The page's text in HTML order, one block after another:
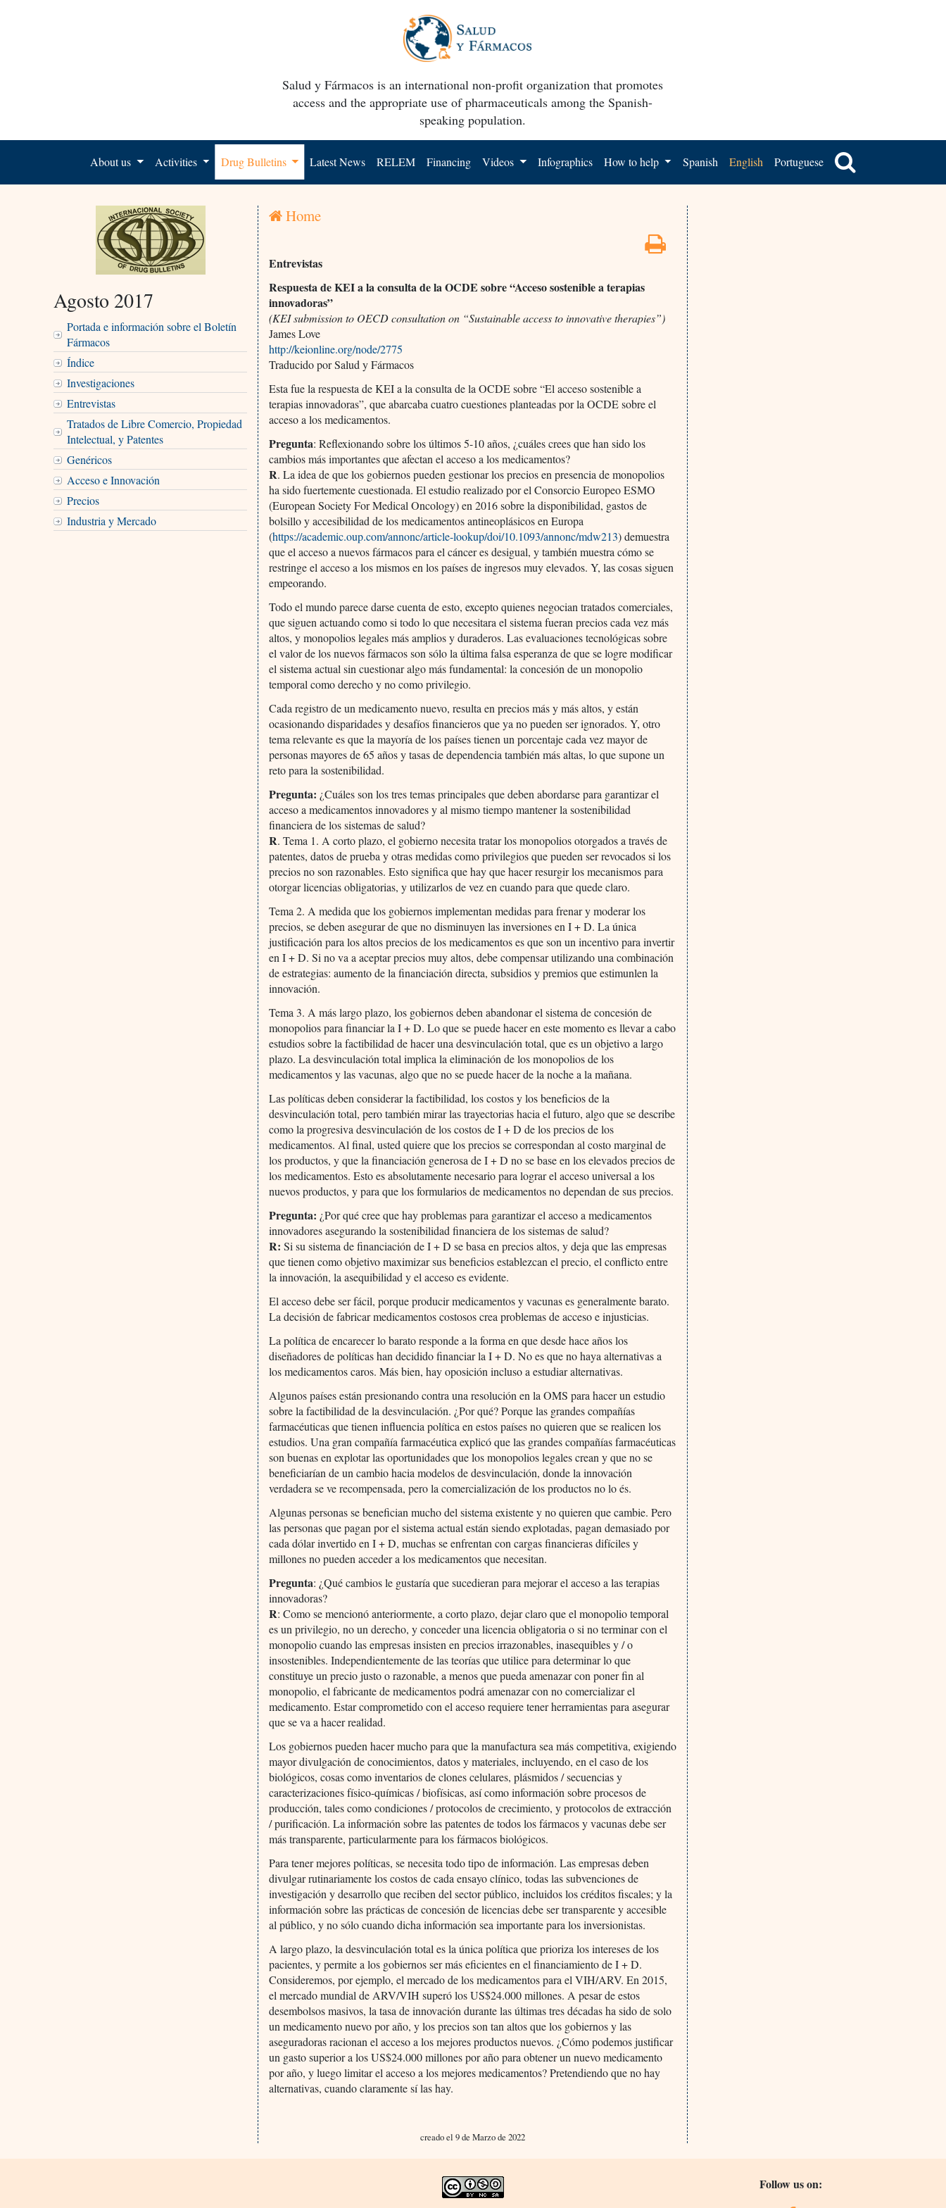
Salud y Fármacos is an international non-profit organization that promotes
access and the appropriate use of pharmaceuticals among the Spanish-
speaking population.
About us Activities Drug Bulletins Latest News RELEM Financing Videos Infographics How to help Spanish English Portuguese
Agosto 2017
Portada e información sobre el Boletín
Fármacos
Índice
Investigaciones
Entrevistas
Tratados de Libre Comercio, Propiedad
Intelectual, y Patentes
Genéricos
Acceso e Innovación
Precios
Industria y Mercado
Home
Entrevistas
Respuesta de KEI a la consulta de la OCDE sobre “Acceso sostenible a terapias
innovadoras”
(KEI submission to OECD consultation on “Sustainable access to innovative therapies”)
James Love
http://keionline.org/node/2775
Traducido por Salud y Fármacos
Esta fue la respuesta de KEI a la consulta de la OCDE sobre “El acceso sostenible a
terapias innovadoras”, que abarcaba cuatro cuestiones planteadas por la OCDE sobre el
acceso a los medicamentos.
Pregunta: Reflexionando sobre los últimos 5-10 años, ¿cuáles crees que han sido los
cambios más importantes que afectan el acceso a los medicamentos?
R. La idea de que los gobiernos pueden gestionar los precios en presencia de monopolios
ha sido fuertemente cuestionada. El estudio realizado por el Consorcio Europeo ESMO
(European Society For Medical Oncology) en 2016 sobre la disponibilidad, gastos de
bolsillo y accesibilidad de los medicamentos antineoplásicos en Europa
(https://academic.oup.com/annonc/article-lookup/doi/10.1093/annonc/mdw213) demuestra
que el acceso a nuevos fármacos para el cáncer es desigual, y también muestra cómo se
restringe el acceso a los mismos en los países de ingresos muy elevados. Y, las cosas siguen
empeorando.
Todo el mundo parece darse cuenta de esto, excepto quienes negocian tratados comerciales,
que siguen actuando como si todo lo que necesitara el sistema fueran precios cada vez más
altos, y monopolios legales más amplios y duraderos. Las evaluaciones tecnológicas sobre
el valor de los nuevos fármacos son sólo la última falsa esperanza de que se logre modificar
el sistema actual sin cuestionar algo más fundamental: la concesión de un monopolio
temporal como derecho y no como privilegio.
Cada registro de un medicamento nuevo, resulta en precios más y más altos, y están
ocasionando disparidades y desafíos financieros que ya no pueden ser ignorados. Y, otro
tema relevante es que la mayoría de los países tienen un porcentaje cada vez mayor de
personas mayores de 65 años y tasas de dependencia también más altas, lo que supone un
reto para la sostenibilidad.
Pregunta: ¿Cuáles son los tres temas principales que deben abordarse para garantizar el
acceso a medicamentos innovadores y al mismo tiempo mantener la sostenibilidad
financiera de los sistemas de salud?
R. Tema 1. A corto plazo, el gobierno necesita tratar los monopolios otorgados a través de
patentes, datos de prueba y otras medidas como privilegios que pueden ser revocados si los
precios no son razonables. Esto significa que hay que hacer resurgir los mecanismos para
otorgar licencias obligatorias, y utilizarlos de vez en cuando para que quede claro.
Tema 2. A medida que los gobiernos implementan medidas para frenar y moderar los
precios, se deben asegurar de que no disminuyen las inversiones en I + D. La única
justificación para los altos precios de los medicamentos es que son un incentivo para invertir
en I + D. Si no va a aceptar precios muy altos, debe compensar utilizando una combinación
de estrategias: aumento de la financiación directa, subsidios y premios que estimunlen la
innovación.
Tema 3. A más largo plazo, los gobiernos deben abandonar el sistema de concesión de
monopolios para financiar la I + D. Lo que se puede hacer en este momento es llevar a cabo
estudios sobre la factibilidad de hacer una desvinculación total, que es un objetivo a largo
plazo. La desvinculación total implica la eliminación de los monopolios de los
medicamentos y las vacunas, algo que no se puede hacer de la noche a la mañana.
Las políticas deben considerar la factibilidad, los costos y los beneficios de la
desvinculación total, pero también mirar las trayectorias hacia el futuro, algo que se describe
como la progresiva desvinculación de los costos de I + D de los precios de los
medicamentos. Al final, usted quiere que los precios se correspondan al costo marginal de
los productos, y que la financiación generosa de I + D no se base en los elevados precios de
los medicamentos. Esto es absolutamente necesario para lograr el acceso universal a los
nuevos productos, y para que los formularios de medicamentos no dependan de sus precios.
Pregunta: ¿Por qué cree que hay problemas para garantizar el acceso a medicamentos
innovadores asegurando la sostenibilidad financiera de los sistemas de salud?
R: Si su sistema de financiación de I + D se basa en precios altos, y deja que las empresas
que tienen como objetivo maximizar sus beneficios establezcan el precio, el conflicto entre
la innovación, la asequibilidad y el acceso es evidente.
El acceso debe ser fácil, porque producir medicamentos y vacunas es generalmente barato.
La decisión de fabricar medicamentos costosos crea problemas de acceso e injusticias.
La política de encarecer lo barato responde a la forma en que desde hace años los
diseñadores de políticas han decidido financiar la I + D. No es que no haya alternativas a
los medicamentos caros. Más bien, hay oposición incluso a estudiar alternativas.
Algunos países están presionando contra una resolución en la OMS para hacer un estudio
sobre la factibilidad de la desvinculación. ¿Por qué? Porque las grandes compañías
farmacéuticas que tienen influencia política en estos países no quieren que se realicen los
estudios. Una gran compañía farmacéutica explicó que las grandes compañías farmacéuticas
son buenas en explotar las oportunidades que los monopolios legales crean y que no se
beneficiarían de un cambio hacia modelos de desvinculación, donde la innovación
verdadera se ve recompensada, pero la comercialización de los productos no lo és.
Algunas personas se benefician mucho del sistema existente y no quieren que cambie. Pero
las personas que pagan por el sistema actual están siendo explotadas, pagan demasiado por
cada dólar invertido en I + D, muchas se enfrentan con cargas financieras difíciles y
millones no pueden acceder a los medicamentos que necesitan.
Pregunta: ¿Qué cambios le gustaría que sucedieran para mejorar el acceso a las terapias
innovadoras?
R: Como se mencionó anteriormente, a corto plazo, dejar claro que el monopolio temporal
es un privilegio, no un derecho, y conceder una licencia obligatoria o si no terminar con el
monopolio cuando las empresas insisten en precios irrazonables, inasequibles y / o
insostenibles. Independientemente de las teorías que utilice para determinar lo que
constituye un precio justo o razonable, a menos que pueda amenazar con poner fin al
monopolio, el fabricante de medicamentos podrá amenazar con no comercializar el
medicamento. Estar comprometido con el acceso requiere tener herramientas para asegurar
que se va a hacer realidad.
Los gobiernos pueden hacer mucho para que la manufactura sea más competitiva, exigiendo
mayor divulgación de conocimientos, datos y materiales, incluyendo, en el caso de los
biológicos, cosas como inventarios de clones celulares, plásmidos / secuencias y
caracterizaciones físico-químicas / biofísicas, así como información sobre procesos de
producción, tales como condiciones / protocolos de crecimiento, y protocolos de extracción
/ purificación. La información sobre las patentes de todos los fármacos y vacunas debe ser
más transparente, particularmente para los fármacos biológicos.
Para tener mejores políticas, se necesita todo tipo de información. Las empresas deben
divulgar rutinariamente los costos de cada ensayo clínico, todas las subvenciones de
investigación y desarrollo que reciben del sector público, incluidos los créditos fiscales; y la
información sobre las prácticas de concesión de licencias debe ser transparente y accesible
al público, y no sólo cuando dicha información sea importante para los inversionistas.
A largo plazo, la desvinculación total es la única política que prioriza los intereses de los
pacientes, y permite a los gobiernos ser más eficientes en el financiamiento de I + D.
Consideremos, por ejemplo, el mercado de los medicamentos para el VIH/ARV. En 2015,
el mercado mundial de ARV/VIH superó los US$24.000 millones. A pesar de estos
desembolsos masivos, la tasa de innovación durante las últimas tres décadas ha sido de solo
un medicamento nuevo por año, y los precios son tan altos que los gobiernos y las
aseguradoras racionan el acceso a los mejores productos nuevos. ¿Cómo podemos justificar
un gasto superior a los US$24.000 millones por año para obtener un nuevo medicamento
por año, y luego limitar el acceso a los mejores medicamentos? Pretendiendo que no hay
alternativas, cuando claramente sí las hay.
creado el 9 de Marzo de 2022
Follow us on: